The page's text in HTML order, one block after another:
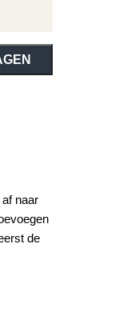
naar
de